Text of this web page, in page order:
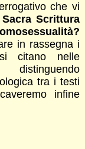
che vi
Scrittura
in rassegna i
citano nelle
tra i testi
infine